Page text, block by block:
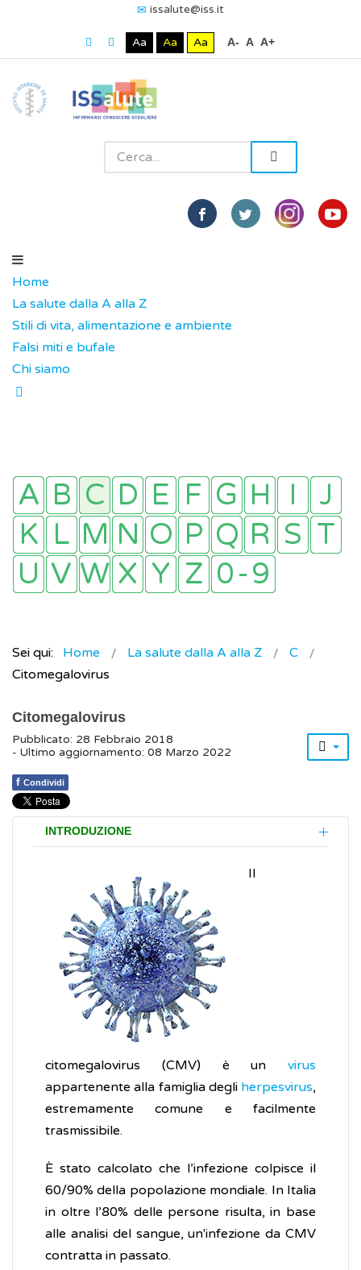
issalute@iss.it
Aa Aa Aa A- A A+
Home
La salute dalla A alla Z
Stili di vita, alimentazione e ambiente
Falsi miti e bufale
Chi siamo
Sei qui: Home La salute dalla A alla Z
C
Citomegalovirus
Citomegalovirus
Pubblicato: 28 Febbraio 2018
- Ultimo aggiornamento: 08 Marzo 2022
f Condividi
INTRODUZIONE
Il
citomegalovirus (CMV) è un virus
appartenente alla famiglia degli herpesvirus,
estremamente comune e facilmente
trasmissibile.
È stato calcolato che l’infezione colpisce il
60/90% della popolazione mondiale. In Italia
in oltre l’80% delle persone risulta, in base
alle analisi del sangue, un'infezione da CMV
contratta in passato.